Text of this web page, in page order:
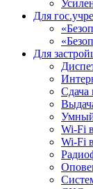
Для
Для
Сдача
Wi-Fi
Wi-Fi